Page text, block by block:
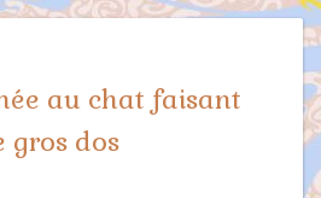
au chat faisant
gros dos